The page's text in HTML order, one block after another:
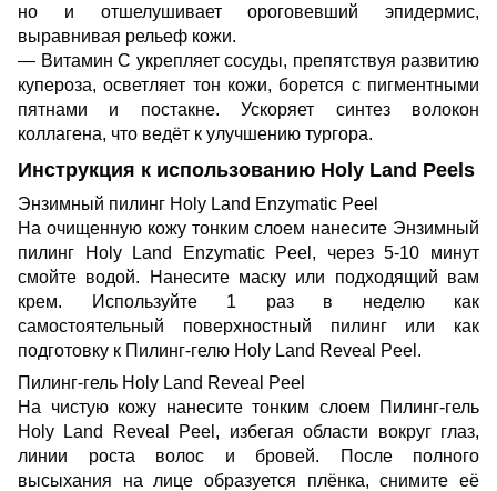
но и отшелушивает ороговевший эпидермис,
выравнивая рельеф кожи.
— Витамин C укрепляет сосуды, препятствуя развитию
купероза, осветляет тон кожи, борется с пигментными
пятнами и постакне. Ускоряет синтез волокон
коллагена, что ведёт к улучшению тургора.
Инструкция к использованию Holy Land Peels
Энзимный пилинг Holy Land Enzymatic Peel
На очищенную кожу тонким слоем нанесите Энзимный
пилинг Holy Land Enzymatic Peel, через 5-10 минут
смойте водой. Нанесите маску или подходящий вам
крем. Используйте 1 раз в неделю как
самостоятельный поверхностный пилинг или как
подготовку к Пилинг-гелю Holy Land Reveal Peel.
Пилинг-гель Holy Land Reveal Peel
На чистую кожу нанесите тонким слоем Пилинг-гель
Holy Land Reveal Peel, избегая области вокруг глаз,
линии роста волос и бровей. После полного
высыхания на лице образуется плёнка, снимите её